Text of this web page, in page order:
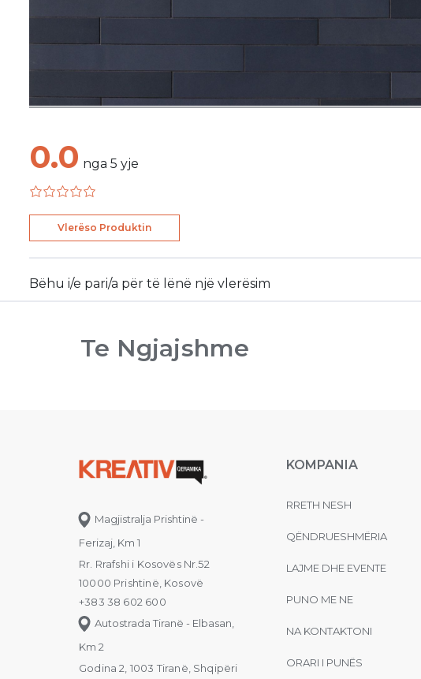
0.0 nga 5 yje
Vlerëso Produktin
Bëhu i/e pari/a për të lënë një vlerësim
Te Ngjajshme
Magjistralja Prishtinë -
Ferizaj, Km 1
Rr. Rrafshi i Kosovës Nr.52
10000 Prishtinë, Kosovë
+383 38 602 600
Autostrada Tiranë - Elbasan,
Km 2
Godina 2, 1003 Tiranë, Shqipëri
KOMPANIA
RRETH NESH
QËNDRUESHMËRIA
LAJME DHE EVENTE
PUNO ME NE
NA KONTAKTONI
ORARI I PUNËS